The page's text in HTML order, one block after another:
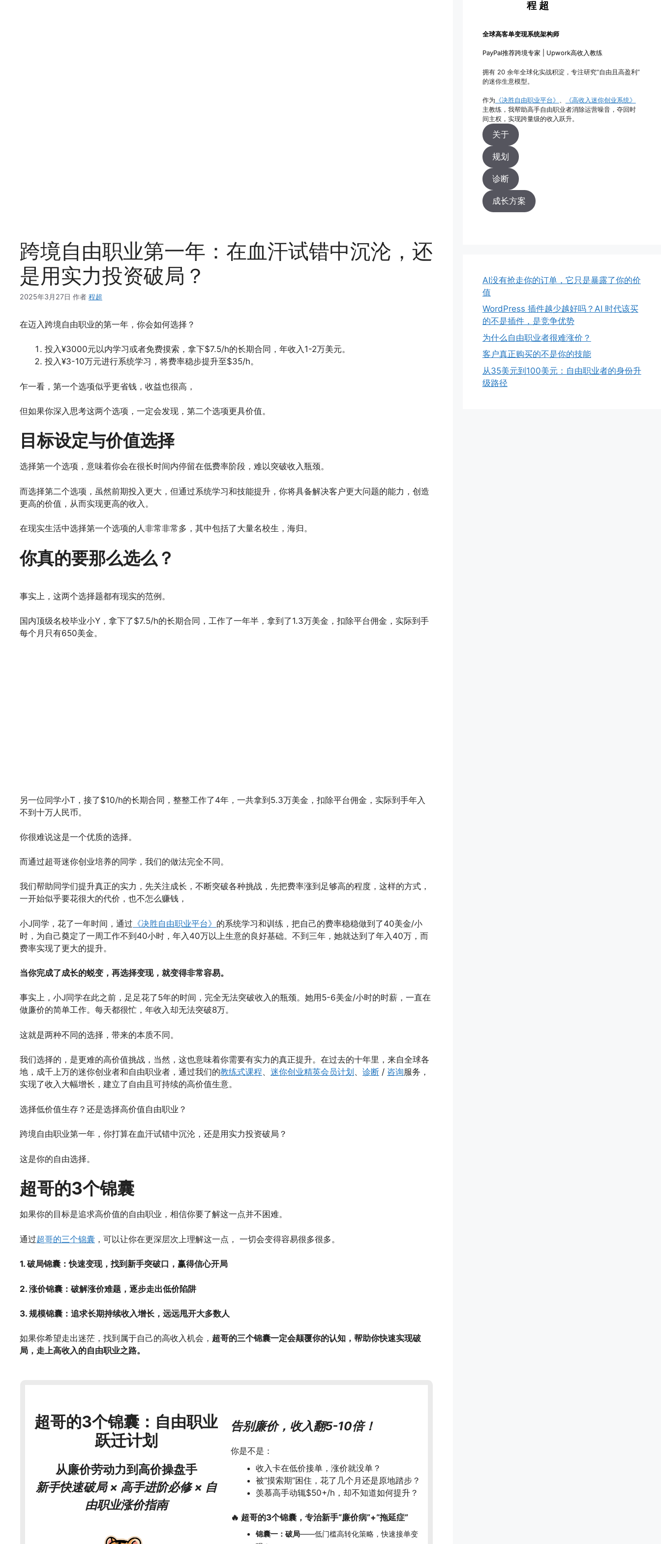
跨境自由职业第一年：在血汗试错中沉沦，还
是用实力投资破局？
2025年3月27日 作者 程超
在迈入跨境自由职业的第一年，你会如何选择？​
投入¥3000元以内学习或者免费摸索，拿下$7.5/h的长期合同，年收入1-2万美元。​
投入¥3-10万元进行系统学习，将费率稳步提升至$35/h。​
乍一看，第一个选项似乎更省钱，收益也很高，
但如果你深入思考这两个选项，一定会发现，第二个选项更具价值。
目标设定与价值选择
选择第一个选项，意味着你会在很长时间内停留在低费率阶段，难以突破收入瓶颈。​
而选择第二个选项，虽然前期投入更大，但通过系统学习和技能提升，你将具备解决客户更大问题的能力，创造
更高的价值，从而实现更高的收入。
在现实生活中选择第一个选项的人非常非常多，其中包括了大量名校生，海归。​
你真的要那么选么？
事实上，这两个选择题都有现实的范例。
国内顶级名校毕业小Y，拿下了$7.5/h的长期合同，工作了一年半，拿到了1.3万美金，扣除平台佣金，实际到手
每个月只有650美金。
另一位同学小T，接了$10/h的长期合同，整整工作了4年，一共拿到5.3万美金，扣除平台佣金，实际到手年入
不到十万人民币。
你很难说这是一个优质的选择。
而通过超哥迷你创业培养的同学，我们的做法完全不同。
我们帮助同学们提升真正的实力，先关注成长，不断突破各种挑战，先把费率涨到足够高的程度，这样的方式，
一开始似乎要花很大的代价，也不怎么赚钱，
小J同学，花了一年时间，通过 《决胜自由职业平台》 的系统学习和训练，把自己的费率稳稳做到了40美金/小
时，为自己奠定了一周工作不到40小时，年入40万以上生意的良好基础。不到三年，她就达到了年入40万，而
费率实现了更大的提升。
当你完成了成长的蜕变，再选择变现，就变得非常容易。
事实上，小J同学在此之前，足足花了5年的时间，完全无法突破收入的瓶颈。她用5-6美金/小时的时薪，一直在
做廉价的简单工作。每天都很忙，年收入却无法突破8万。
这就是两种不同的选择，带来的本质不同。
我们选择的，是更难的高价值挑战，当然，这也意味着你需要有实力的真正提升。在过去的十年里，来自全球各
地，成千上万的迷你创业者和自由职业者，通过我们的教练式课程、 迷你创业精英会员计划 、 诊断 / 咨询服务，
实现了收入大幅增长，建立了自由且可持续的高价值生意。
选择低价值生存？还是选择高价值自由职业？
跨境自由职业第一年，你打算在血汗试错中沉沦，还是用实力投资破局？
这是你的自由选择。
超哥的3个锦囊
如果你的目标是追求高价值的自由职业，相信你要了解这一点并不困难。
通过超哥的三个锦囊 ，可以让你在更深层次上理解这一点， 一切会变得容易很多很多。
1. 破局锦囊：快速变现，找到新手突破口，赢得信心开局
2. 涨价锦囊：破解涨价难题，逐步走出低价陷阱
3. 规模锦囊：追求长期持续收入增长，远远甩开大多数人
如果你希望走出迷茫，找到属于自己的高收入机会， 超哥的三个锦囊一定会颠覆你的认知，帮助你快速实现破
局，走上高收入的自由职业之路。
超哥的3个锦囊：自由职业
跃迁计划
从廉价劳动力到高价操盘手
新手快速破局 × 高手进阶必修 × 自
由职业涨价指南
告别廉价，收入翻5-10倍！
你是不是：
收入卡在低价接单，涨价就没单？
被“摸索期”困住，花了几个月还是原地踏步？
羡慕高手动辄$50+/h，却不知道如何提升？
🔥 超哥的3个锦囊，专治新手“廉价病”+“拖延症”
锦囊一：破局——低门槛高转化策略，快速接单变
程 超
全球高客单变现系统架构师
PayPal推荐跨境专家 | Upwork高收入教练
拥有 20 余年全球化实战积淀，专注研究“自由且高盈利”
的迷你生意模型。
作为 《决胜自由职业平台》
《高收入迷你创业系统》
主教练，我帮助高手自由职业者消除运营噪音，夺回时
间主权，实现跨量级的收入跃升。
关于
规划
诊断
成长方案
AI没有抢走你的订单，它只是暴露了你的价
值
WordPress 插件越少越好吗？AI 时代该买
的不是插件，是竞争优势
为什么自由职业者很难涨价？
客户真正购买的不是你的技能
从35美元到100美元：自由职业者的身份升
级路径